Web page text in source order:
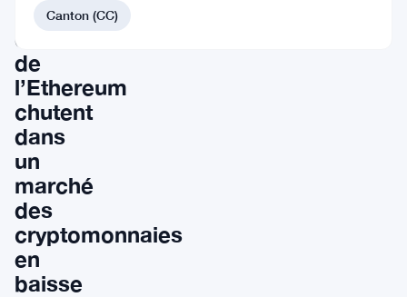
Bitcoin
et
de
l’Ethereum
chutent
dans
un
marché
des
cryptomonnaies
en
baisse
Canton (CC)